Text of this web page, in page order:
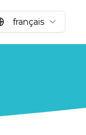
français